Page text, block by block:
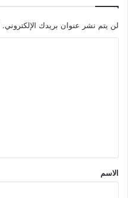
لن يتم نشر عنوان بريدك الإلكتروني.
*
الاسم